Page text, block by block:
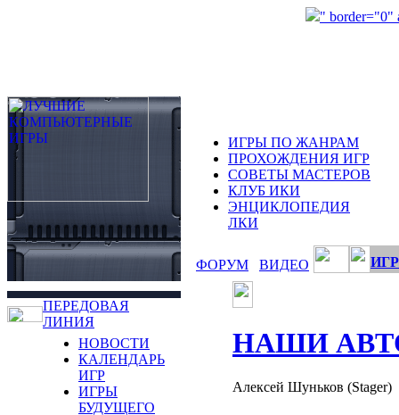
" border="0"
ИГРЫ ПО ЖАНРАМ
ПРОХОЖДЕНИЯ ИГР
СОВЕТЫ МАСТЕРОВ
КЛУБ ИКИ
ЭНЦИКЛОПЕДИЯ
ЛКИ
ФОРУМ ВИДЕО
ПЕРЕДОВАЯ
ЛИНИЯ
НОВОСТИ
КАЛЕНДАРЬ
ИГР
ИГРЫ
БУДУЩЕГО
НАШИ
Алексей Шуньков (Stager)